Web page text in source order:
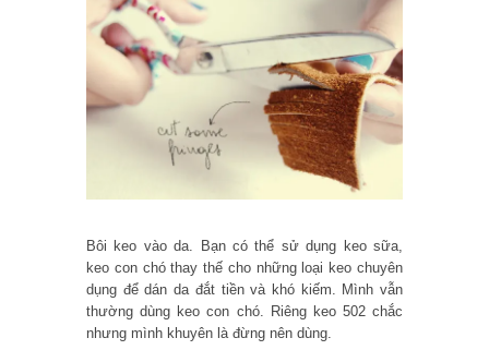
Bôi keo vào da. Bạn có thể sử dụng keo sữa,
keo con chó thay thế cho những loại keo chuyên
dụng để dán da đắt tiền và khó kiếm. Mình vẫn
thường dùng keo con chó. Riêng keo 502 chắc
nhưng mình khuyên là đừng nên dùng.